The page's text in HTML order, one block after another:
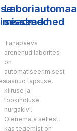
seadmed
Tänapäeva
arenenud laborites
on
automatiseerimisest
saanud täpsuse,
kiiruse ja
töökindluse
nurgakivi.
Olenemata sellest,
kas tegemist on